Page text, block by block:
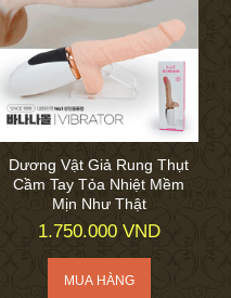
Dương Vật Giả Rung Thụt
Cầm Tay Tỏa Nhiệt Mềm
Mịn Như Thật
1.750.000 VND